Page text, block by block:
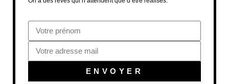
ENVOYER